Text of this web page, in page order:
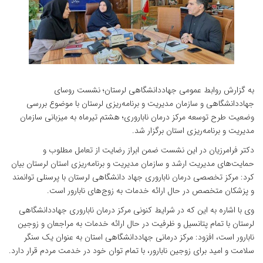
به گزارش روابط عمومی جهاددانشگاهی لرستان؛ نشست روسای
جهاددانشگاهی و سازمان مدیریت و برنامه‌ریزی لرستان با موضوع بررسی
وضعیت طرح توسعه مرکز درمان ناباروری؛ هشتم تیرماه به میزبانی سازمان
مدیریت و برنامه‌ریزی استان برگزار شد.
دکتر فرامرزیان در این نشست ضمن ابراز رضایت از تعامل مطلوب و
حمایت‌های مدیریت ارشد و سازمان مدیریت و برنامه‌ریزی استان لرستان بیان
کرد: مرکز تخصصی درمان ناباروری جهاد دانشگاهی لرستان با پرسنلی توانمند
و پزشکان متخصص در حال ارائه خدمات به زوج‌های نابارور است.
وی با اشاره به این که در شرایط کنونی مرکز درمان ناباروری جهاددانشگاهی
لرستان با تمام پتانسیل و ظرفیت در حال ارائه خدمات به مراجعان و زوجین
نابارور است، افزود: مرکز درمانی جهاددانشگاهی استان به عنوان یک سنگر
سلامت و امید برای زوجین نابارور، با تمام توان خود در خدمت مردم قرار دارد.